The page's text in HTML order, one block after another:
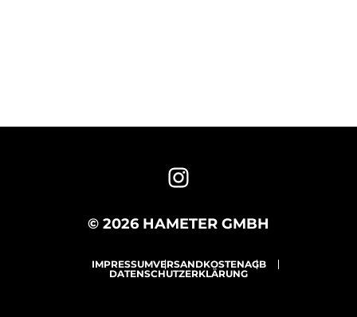
© 2026 HAMETER GMBH
IMPRESSUMVERSANDKOSTENAGB
DATENSCHUTZERKLÄRUNG